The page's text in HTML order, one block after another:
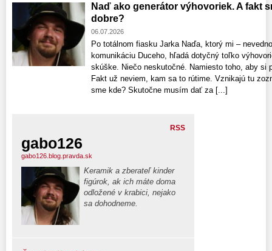
Naď ako generátor výhovoriek. A fakt
dobre?
06.07.2026
Po totálnom fiasku Jarka Naďa, ktorý mi –
komunikáciu Duceho, hľadá dotyčný toľko
skúške. Niečo neskutočné. Namiesto toho, aby si
Fakt už neviem, kam sa to rútime. Vznikajú tu
sme kde? Skutočne musím dať za [...]
RSS
gabo126
gabo126.blog.pravda.sk
Keramik a zberateľ kinder
figúrok, ak ich máte doma
odložené v krabici, nejako
sa dohodneme.